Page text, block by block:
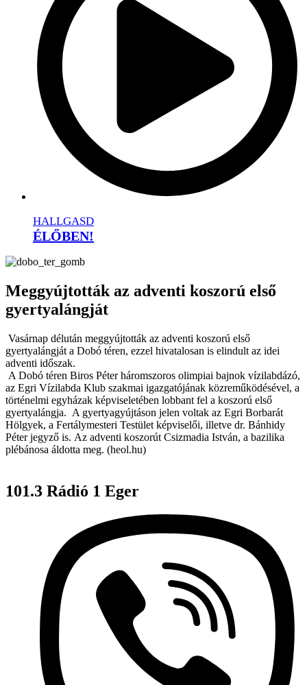
HALLGASD
ÉLŐBEN!
Meggyújtották az adventi koszorú első
gyertyalángját
Vasárnap délután meggyújtották az adventi koszorú első
gyertyalángját a Dobó téren, ezzel hivatalosan is elindult az idei
adventi időszak.
A Dobó téren Biros Péter háromszoros olimpiai bajnok vízilabdázó,
az Egri Vízilabda Klub szakmai igazgatójának közreműködésével, a
történelmi egyházak képviseletében lobbant fel a koszorú első
gyertyalángja. A gyertyagyújtáson jelen voltak az Egri Borbarát
Hölgyek, a Fertálymesteri Testület képviselői, illetve dr. Bánhidy
Péter jegyző is. Az adventi koszorút Csizmadia István, a bazilika
plébánosa áldotta meg. (heol.hu)
101.3 Rádió 1 Eger